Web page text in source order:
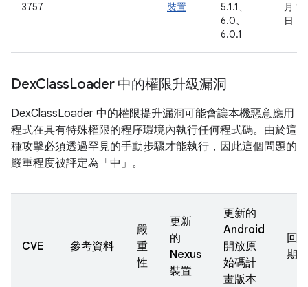
3757
裝置
5.1.1、
6.0、
6.0.1
月 11
日
DexClassLoader 中的權限升級漏洞
DexClassLoader 中的權限提升漏洞可能會讓本機惡意應用
程式在具有特殊權限的程序環境內執行任何程式碼。由於這
種攻擊必須透過罕見的手動步驟才能執行，因此這個問題的
嚴重程度被評定為「中」。
CVE 參考資料
嚴
重
性
更新
的
Nexus
裝置
更新的
Android
開放原
始碼計
畫版本
回
期